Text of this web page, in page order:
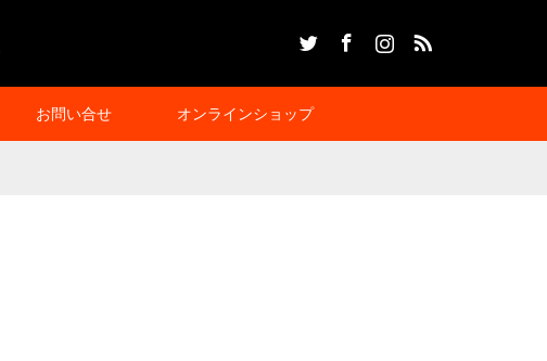
お問い合せ オンラインショップ